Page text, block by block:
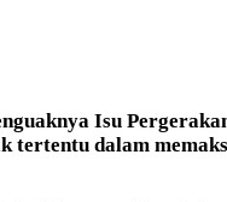
Isu
dalam